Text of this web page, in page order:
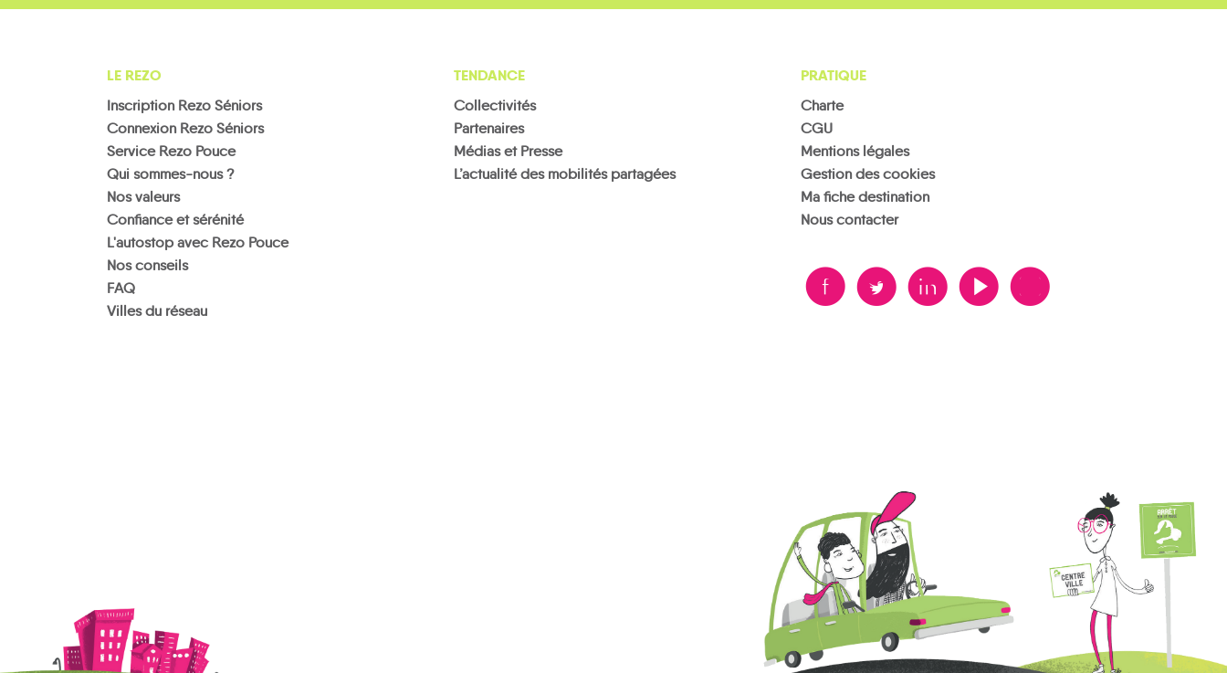
LE REZO
Inscription Rezo Séniors
Connexion Rezo Séniors
Service Rezo Pouce
Qui sommes-nous ?
Nos valeurs
Confiance et sérénité
L'autostop avec Rezo Pouce
Nos conseils
FAQ
Villes du réseau
TENDANCE
Collectivités
Partenaires
Médias et Presse
L’actualité des mobilités partagées
PRATIQUE
Charte
CGU
Mentions légales
Gestion des cookies
Ma fiche destination
Nous contacter
B A D F V